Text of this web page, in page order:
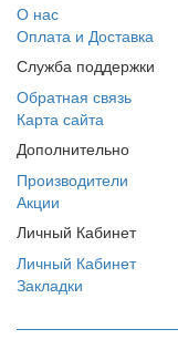
О нас
Оплата и Доставка
Служба поддержки
Обратная связь
Карта сайта
Дополнительно
Производители
Акции
Личный Кабинет
Личный Кабинет
Закладки